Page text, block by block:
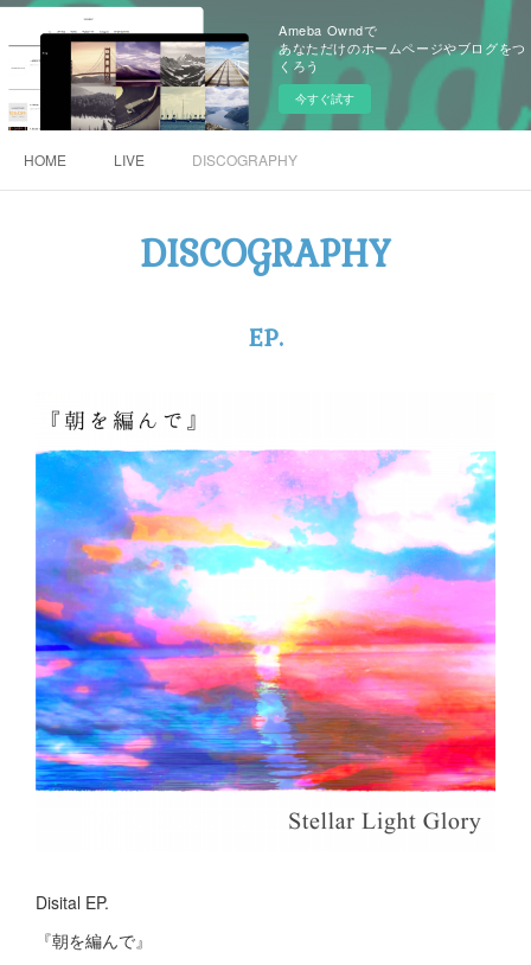
Ameba Owndで
あなただけのホームページやブログをつ
くろう
今すぐ試す
HOME LIVE DISCOGRAPHY
DISCOGRAPHY
EP.
Disital EP.
『朝を編んで』